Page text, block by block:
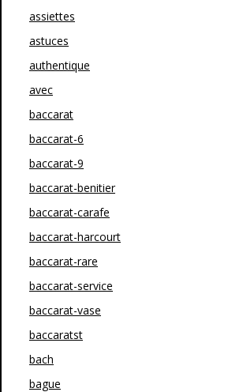
assiettes
astuces
authentique
avec
baccarat
baccarat-6
baccarat-9
baccarat-benitier
baccarat-carafe
baccarat-harcourt
baccarat-rare
baccarat-service
baccarat-vase
baccaratst
bach
bague